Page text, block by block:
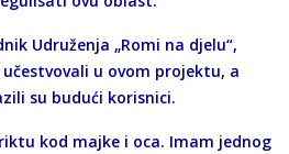
Udruženja „Romi na djelu“,
u ovom projektu, a
su budući korisnici.
kod majke i oca. Imam jednog